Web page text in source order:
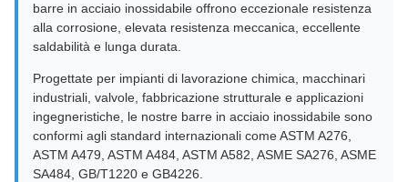
barre in acciaio inossidabile offrono eccezionale resistenza
alla corrosione, elevata resistenza meccanica, eccellente
saldabilità e lunga durata.
Progettate per impianti di lavorazione chimica, macchinari
industriali, valvole, fabbricazione strutturale e applicazioni
ingegneristiche, le nostre barre in acciaio inossidabile sono
conformi agli standard internazionali come ASTM A276,
ASTM A479, ASTM A484, ASTM A582, ASME SA276, ASME
SA484, GB/T1220 e GB4226.